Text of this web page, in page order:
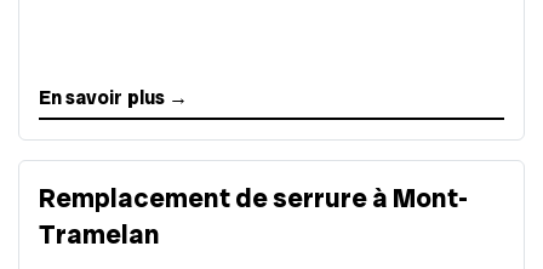
En savoir plus →
Remplacement de serrure à Mont-
Tramelan